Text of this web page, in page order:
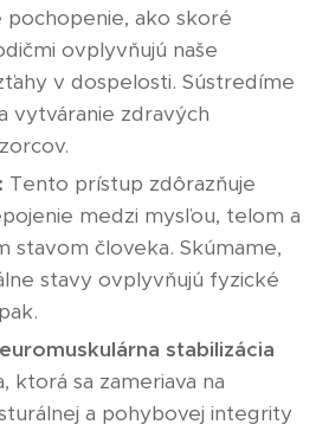
pochopenie, ako skoré
ovplyvňujú naše
v dospelosti. Sústredíme
vytváranie zdravých
Tento prístup zdôrazňuje
medzi mysľou, telom a
stavom človeka. Skúmame,
stavy ovplyvňujú fyzické
stabilizácia
ktorá sa zameriava na
a pohybovej integrity